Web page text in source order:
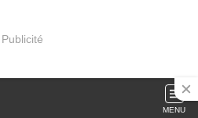
Publicité
MENU